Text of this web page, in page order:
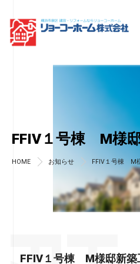
FFIV１号棟 M様
HOME お知らせ FFIV１号棟 M
FFIV１号棟 M様邸新築